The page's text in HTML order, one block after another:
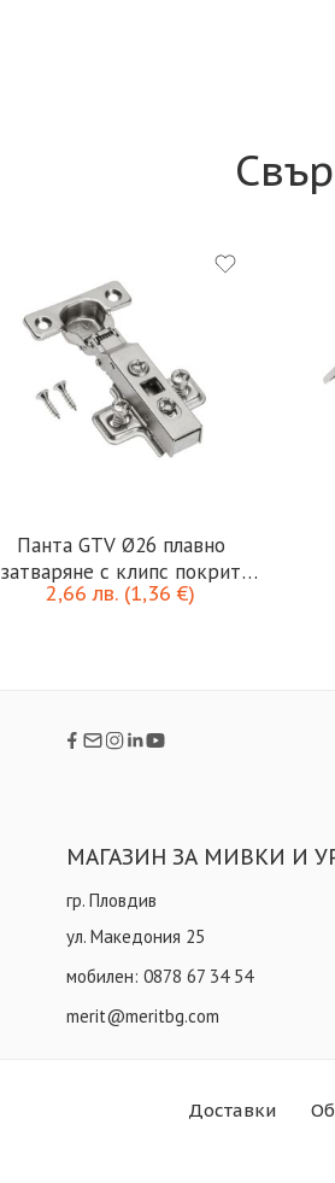
Панта GTV Ø26 плавно
затваряне с клипс покрит
кант
2,66лв. (1,36€)
МАГАЗИН ЗА МИВКИ И
гр. Пловдив
ул. Македония 25
мобилен: 0878 67 34 54
merit@meritbg.com
Доставки